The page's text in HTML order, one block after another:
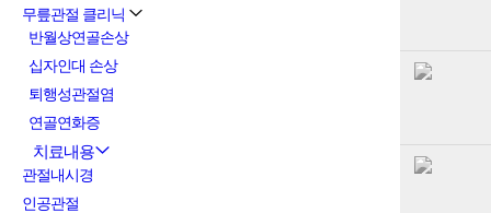
무릎관절 클리닉
반월상연골손상
십자인대 손상
퇴행성관절염
연골연화증
치료내용
관절내시경
인공관절